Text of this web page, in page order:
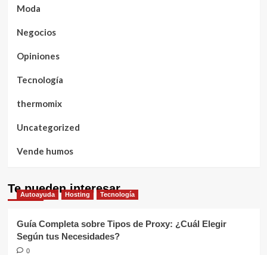
Moda
Negocios
Opiniones
Tecnología
thermomix
Uncategorized
Vende humos
Te pueden interesar
Autoayuda Hosting Tecnología
Guía Completa sobre Tipos de Proxy: ¿Cuál Elegir
Según tus Necesidades?
0